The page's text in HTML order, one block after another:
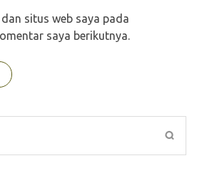
situs web saya pada
saya berikutnya.